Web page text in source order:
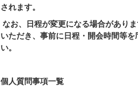
されます。
なお、日程が変更になる場合があり
いただき、事前に日程・開会時間等
い。
個人質問事項一覧